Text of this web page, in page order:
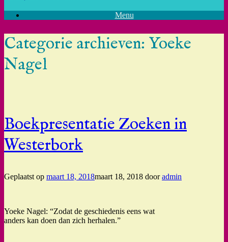
Menu
Categorie archieven: Yoeke
Nagel
Boekpresentatie Zoeken in
Westerbork
Geplaatst op maart 18, 2018maart 18, 2018 dooradmin
Yoeke Nagel: “Zodat de geschiedenis eens wat
anders kan doen dan zich herhalen.”